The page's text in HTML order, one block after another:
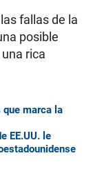
fallas de la
posible
rica
que marca la
EE.UU. le